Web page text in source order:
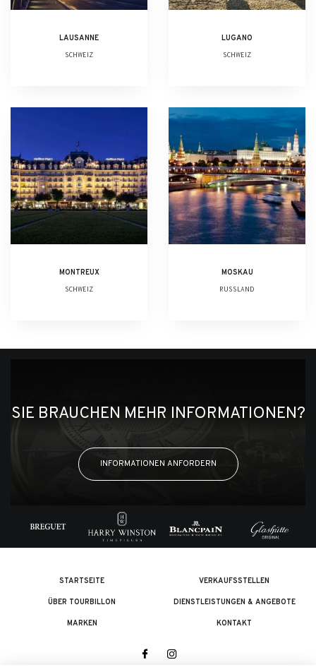
LAUSANNE
SCHWEIZ
LUGANO
SCHWEIZ
MONTREUX
SCHWEIZ
MOSKAU
RUSSLAND
SIE BRAUCHEN MEHR INFORMATIONEN?
INFORMATIONEN ANFORDERN
STARTSEITE
ÜBER TOURBILLON
MARKEN
VERKAUFSSTELLEN
DIENSTLEISTUNGEN & ANGEBOTE
KONTAKT